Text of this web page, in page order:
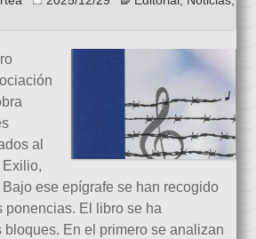
al
Exilio,
ese epígrafe se han recogido
ponencias. El libro se ha
bloques. En el primero se analizan